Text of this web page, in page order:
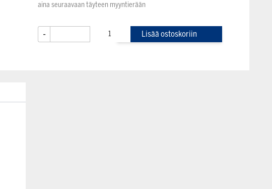
aina seuraavaan täyteen myyntierään
- Lisää ostoskoriin